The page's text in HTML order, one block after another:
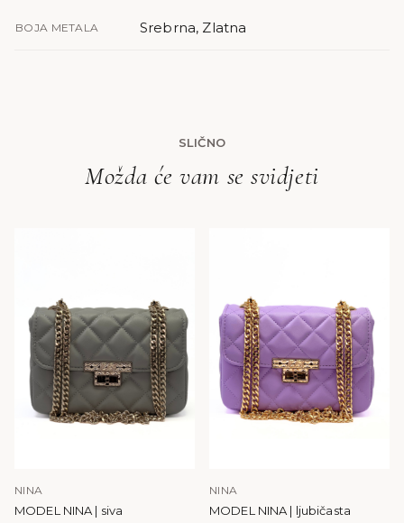
BOJA METALA Srebrna, Zlatna
SLIČNO
Možda će vam se svidjeti
NINA
MODEL NINA | siva
NINA
MODEL NINA | ljubičasta